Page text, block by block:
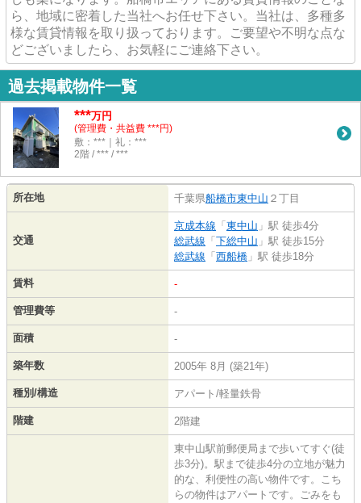
ら、地域に密着した当社へお任せ下さい。当社は、多種多
様な賃貸情報を取り扱っております。ご要望や不明な点な
どございましたら、お気軽にご連絡下さい。
過去掲載物件一覧
***万円
(管理費・共益費 ***円)
敷：***｜礼：***
2階 / *** / ***
所在地 千葉県船橋市東中山 ２丁目
交通
京成本線 「 東中山 」駅 徒歩4分
総武線 「 下総中山 」駅 徒歩15分
総武線 「 西船橋 」駅 徒歩18分
賃料 -
管理費等 -
面積 -
築年数 2005年 8月 (築21年)
種別/構造 アパート/軽量鉄骨
階建 2階建
東中山駅前郵便局まで歩いてすぐ(徒
歩3分)。駅まで徒歩4分の立地が魅力
的な、利便性の高い物件です。こち
らの物件はアパートです。ごみをも